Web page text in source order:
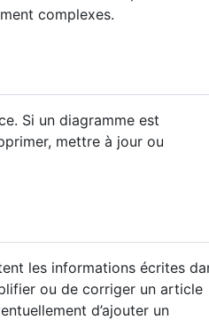
complexes.
Si un diagramme est
mettre à jour ou
les informations écrites
ou de corriger un article
d’ajouter un